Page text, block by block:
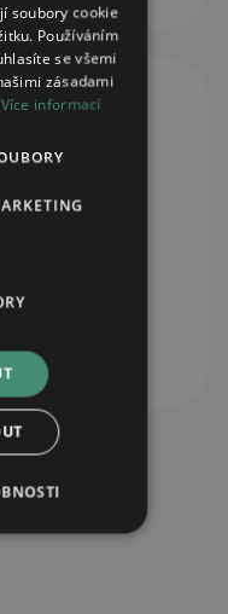
soubory cookie
Používáním
se všemi
zásadami
Více informací